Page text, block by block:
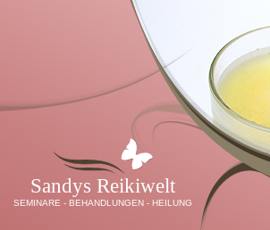
Sandys Reikiwelt
SEMINARE - BEHANDLUNGEN - HEILUNG